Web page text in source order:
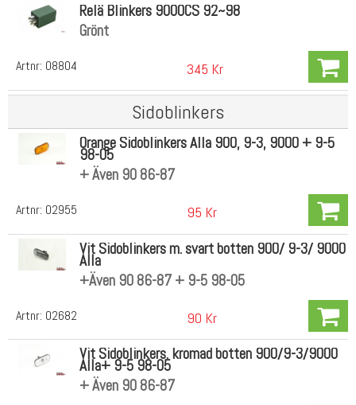
Artnr: 08804
Relä Blinkers 9000CS 92~98
Grönt
345 Kr
Sidoblinkers
Artnr: 02955
Orange Sidoblinkers Alla 900, 9-3, 9000 + 9-5
98-05
+ Även 90 86-87
95 Kr
Artnr: 02682
Vit Sidoblinkers m. svart botten 900/ 9-3/ 9000
Alla
+Även 90 86-87 + 9-5 98-05
90 Kr
Vit Sidoblinkers. kromad botten 900/9-3/9000
Alla+ 9-5 98-05
+ Även 90 86-87